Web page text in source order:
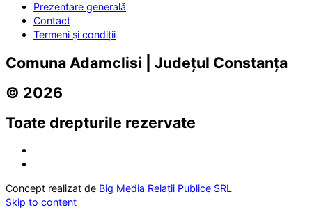
Prezentare generală
Contact
Termeni și condiții
Comuna Adamclisi | Județul Constanța
© 2026
Toate drepturile rezervate
Concept realizat de Big Media Relații Publice SRL
Skip to content